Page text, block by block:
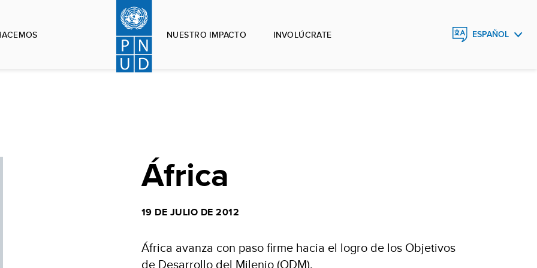
NUESTRO IMPACTO INVOLÚCRATE ESPAÑOL
África
19 DE JULIO DE 2012
África avanza con paso firme hacia el logro de los Objetivos
de Desarrollo del Milenio (ODM).